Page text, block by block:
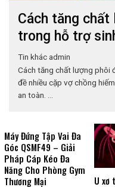
Cách tăng
trong hỗ trợ
Tin khác admin
Cách tăng chất lượng phôi
đề nhiều cặp vợ chồng
an toàn. ...
Máy Đứng Tập Vai Đa
Góc QSMF49 – Giải
Pháp Cáp Kéo Đa
Năng Cho Phòng Gym
Thương Mại
U xơ